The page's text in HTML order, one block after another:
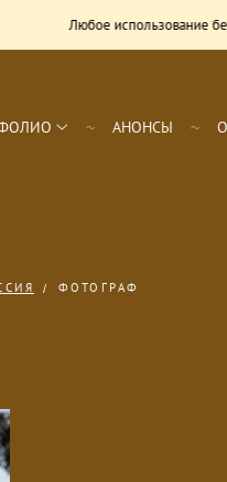
АНОНСЫ
ФОТОГРАФ
Любое использование